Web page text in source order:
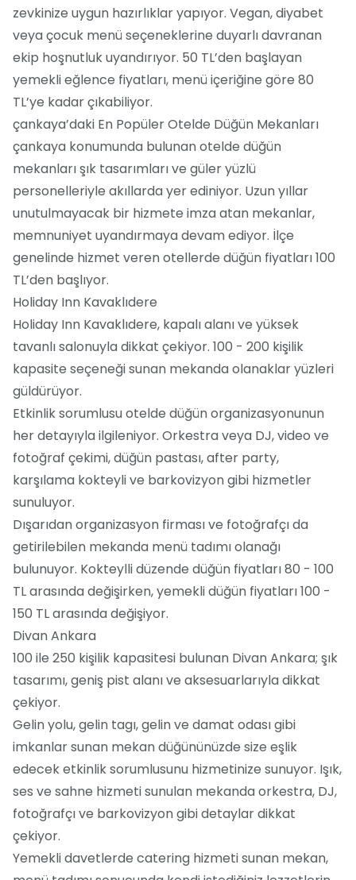
zevkinize uygun hazırlıklar yapıyor. Vegan, diyabet
veya çocuk menü seçeneklerine duyarlı davranan
ekip hoşnutluk uyandırıyor. 50 TL’den başlayan
yemekli eğlence fiyatları, menü içeriğine göre 80
TL’ye kadar çıkabiliyor.
çankaya’daki En Popüler Otelde Düğün Mekanları
çankaya konumunda bulunan otelde düğün
mekanları şık tasarımları ve güler yüzlü
personelleriyle akıllarda yer ediniyor. Uzun yıllar
unutulmayacak bir hizmete imza atan mekanlar,
memnuniyet uyandırmaya devam ediyor. İlçe
genelinde hizmet veren otellerde düğün fiyatları 100
TL’den başlıyor.
Holiday Inn Kavaklıdere
Holiday Inn Kavaklıdere, kapalı alanı ve yüksek
tavanlı salonuyla dikkat çekiyor. 100 - 200 kişilik
kapasite seçeneği sunan mekanda olanaklar yüzleri
güldürüyor.
Etkinlik sorumlusu otelde düğün organizasyonunun
her detayıyla ilgileniyor. Orkestra veya DJ, video ve
fotoğraf çekimi, düğün pastası, after party,
karşılama kokteyli ve barkovizyon gibi hizmetler
sunuluyor.
Dışarıdan organizasyon firması ve fotoğrafçı da
getirilebilen mekanda menü tadımı olanağı
bulunuyor. Kokteylli düzende düğün fiyatları 80 - 100
TL arasında değişirken, yemekli düğün fiyatları 100 -
150 TL arasında değişiyor.
Divan Ankara
100 ile 250 kişilik kapasitesi bulunan Divan Ankara; şık
tasarımı, geniş pist alanı ve aksesuarlarıyla dikkat
çekiyor.
Gelin yolu, gelin tagı, gelin ve damat odası gibi
imkanlar sunan mekan düğününüzde size eşlik
edecek etkinlik sorumlusunu hizmetinize sunuyor. Işık,
ses ve sahne hizmeti sunulan mekanda orkestra, DJ,
fotoğrafçı ve barkovizyon gibi detaylar dikkat
çekiyor.
Yemekli davetlerde catering hizmeti sunan mekan,